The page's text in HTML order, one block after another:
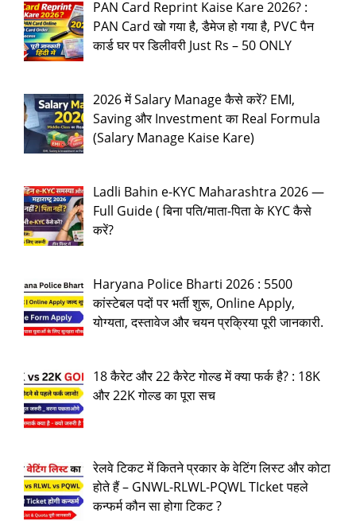
PAN Card Reprint Kaise Kare 2026? :
PAN Card खो गया है, डैमेज हो गया है, PVC पैन
कार्ड घर पर डिलीवरी Just Rs – 50 ONLY
2026 में Salary Manage कैसे करें? EMI,
Saving और Investment का Real Formula
(Salary Manage Kaise Kare)
Ladli Bahin e-KYC Maharashtra 2026 —
Full Guide ( बिना पति/माता-पिता के KYC कैसे
करें?
Haryana Police Bharti 2026 : 5500
कांस्टेबल पदों पर भर्ती शुरू, Online Apply,
योग्यता, दस्तावेज और चयन प्रक्रिया पूरी जानकारी.
18 कैरेट और 22 कैरेट गोल्ड में क्या फर्क है? : 18K
और 22K गोल्ड का पूरा सच
रेलवे टिकट में कितने प्रकार के वेटिंग लिस्ट और कोटा
होते हैं – GNWL-RLWL-PQWL TIcket पहले
कन्फर्म कौन सा होगा टिकट ?